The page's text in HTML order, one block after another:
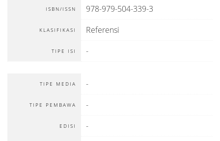
ISBN/ISSN 978-979-504-339-3
KLASIFIKASI Referensi
TIPE ISI -
TIPE MEDIA -
TIPE PEMBAWA -
EDISI -